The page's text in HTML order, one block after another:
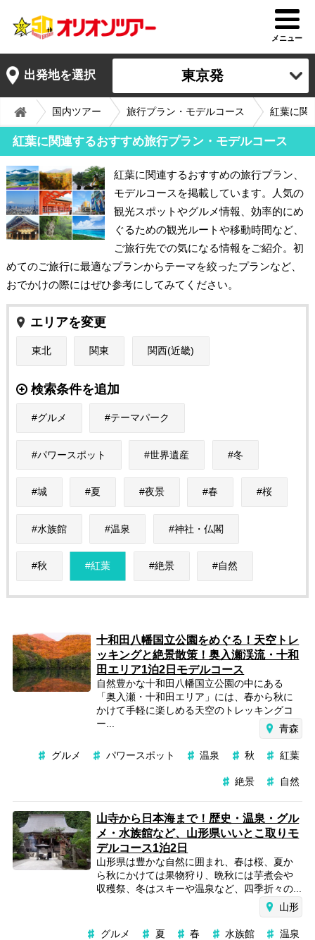
メニュー
出発地を選択 東京発
国内ツアー 旅行プラン・モデルコース 紅葉に関
紅葉に関連するおすすめ旅行プラン・モデルコース
紅葉に関連するおすすめの旅行プラン、
モデルコースを掲載しています。人気の
観光スポットやグルメ情報、効率的にめ
ぐるための観光ルートや移動時間など、
ご旅行先での気になる情報をご紹介。初
めてのご旅行に最適なプランからテーマを絞ったプランなど、
おでかけの際にはぜひ参考にしてみてください。
エリアを変更
東北 関東 関西(近畿)
検索条件を追加
グルメ テーマパーク
パワースポット 世界遺産 冬
城 夏 夜景 春 桜
水族館 温泉 神社・仏閣
秋 紅葉 絶景 自然
十和田八幡国立公園をめぐる！天空トレ
ッキングと絶景散策！奥入瀬渓流・十和
田エリア1泊2日モデルコース
自然豊かな十和田八幡国立公園の中にある
「奥入瀬・十和田エリア」には、春から秋に
かけて手軽に楽しめる天空のトレッキングコ
ー...
青森
グルメ パワースポット 温泉 秋 紅葉
絶景 自然
山寺から日本海まで！歴史・温泉・グル
メ・水族館など、山形県いいとこ取りモ
デルコース1泊2日
山形県は豊かな自然に囲まれ、春は桜、夏か
ら秋にかけては果物狩り、晩秋には芋煮会や
収穫祭、冬はスキーや温泉など、四季折々の...
山形
グルメ 夏 春 水族館 温泉